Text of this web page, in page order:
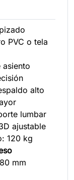
PVC o tela
alto
lumbar
ajustable
120 kg
mm